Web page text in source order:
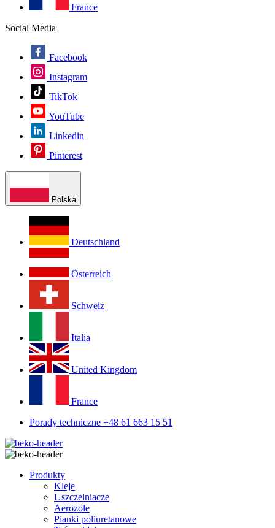
France
Social Media
Facebook
Instagram
TikTok
YouTube
Linkedin
Pinterest
Polska
Deutschland
Österreich
Schweiz
Italia
United Kingdom
France
Porady techniczne +48 61 663 15 51
Produkty
Kleje
Uszczelniacze
Aerozole
Pianki poliuretanowe